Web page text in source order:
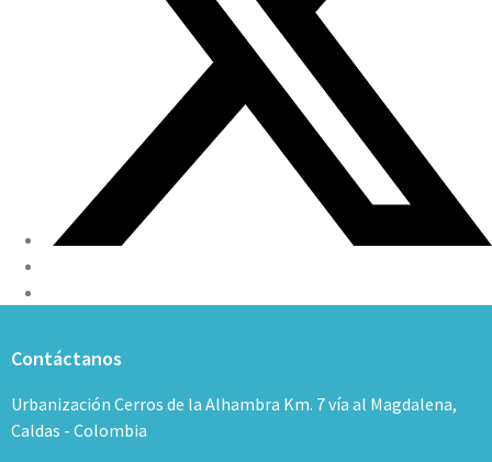
Contáctanos
Urbanización Cerros de la Alhambra Km. 7 vía al Magdalena,
Caldas - Colombia